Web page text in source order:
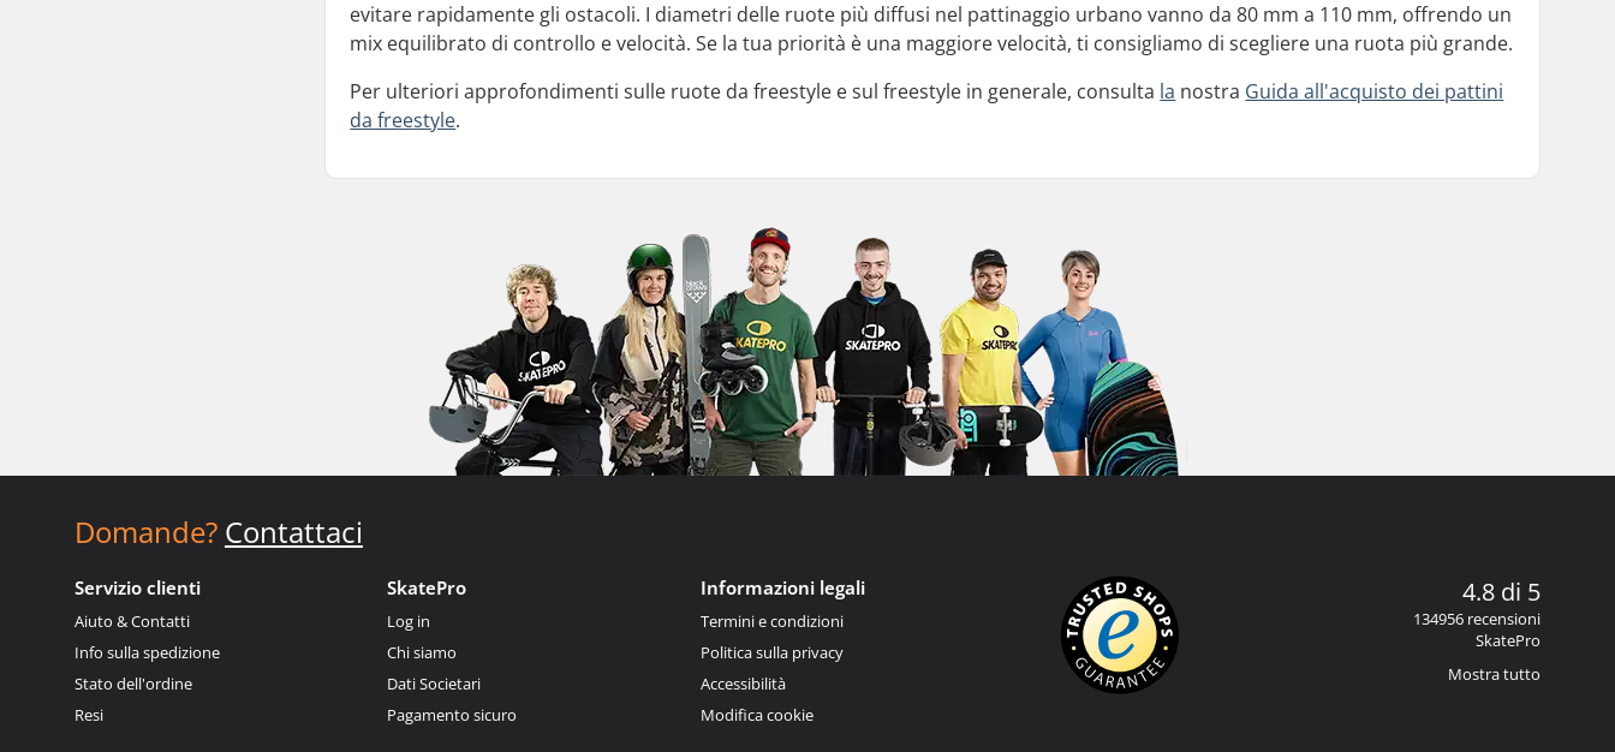
evitare rapidamente gli ostacoli. I diametri delle ruote più diffusi nel pattinaggio urbano vanno da 80 mm a 110 mm, offrendo un
mix equilibrato di controllo e velocità. Se la tua priorità è una maggiore velocità, ti consigliamo di scegliere una ruota più grande.
Per ulteriori approfondimenti sulle ruote da freestyle e sul freestyle in generale, consulta la nostra Guida all'acquisto dei pattini
da freestyle.
Domande? Contattaci
Servizio clienti
Aiuto & Contatti
Info sulla spedizione
Stato dell'ordine
Resi
SkatePro
Log in
Chi siamo
Dati Societari
Pagamento sicuro
Informazioni legali
Termini e condizioni
Politica sulla privacy
Accessibilità
Modifica cookie
4.8 di 5
134956 recensioni
SkatePro
Mostra tutto